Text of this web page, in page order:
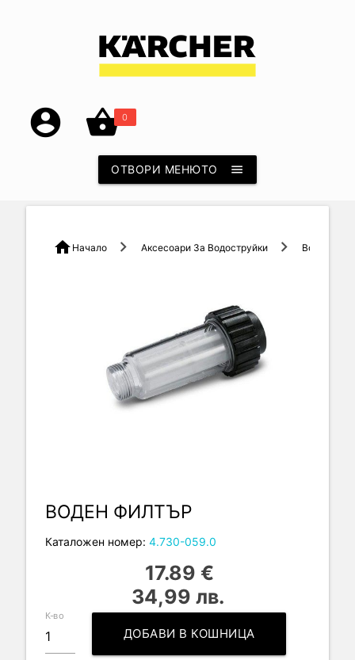
account_circle shopping_basket0
ОТВОРИ МЕНЮТО menu
home Начало Аксесоари За Водоструйки Воден
ВОДЕН ФИЛТЪР
Каталожен номер: 4.730-059.0
17.89 €
34,99 лв.
К-во
ДОБАВИ В КОШНИЦА